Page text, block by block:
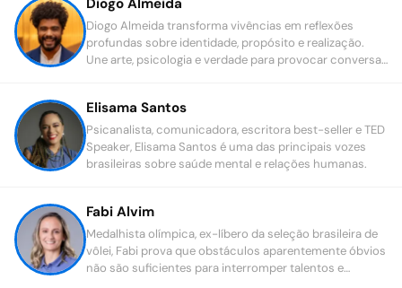
e impacto social.
Diogo Almeida
Diogo Almeida transforma vivências em reflexões
profundas sobre identidade, propósito e realização.
Une arte, psicologia e verdade para provocar conversas
Elisama Santos
Psicanalista, comunicadora, escritora best-seller e TED
Speaker, Elisama Santos é uma das principais vozes
brasileiras sobre saúde mental e relações humanas.
Fabi Alvim
Medalhista olímpica, ex-líbero da seleção brasileira de
vôlei, Fabi prova que obstáculos aparentemente óbvios
não são suficientes para interromper talentos e